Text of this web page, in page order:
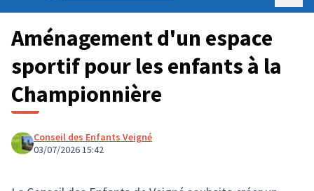
Aménagement d'un espace
sportif pour les enfants à la
Championnière
Conseil des Enfants Veigné
03/07/2026 15:42